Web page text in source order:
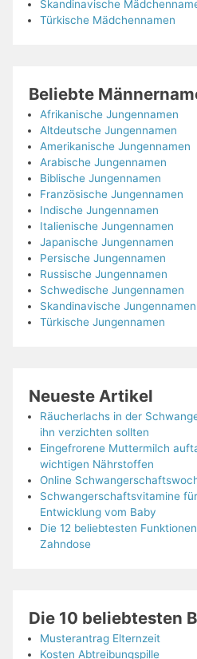
Skandinavische
Türkische Mädchennamen
Beliebte
Afrikanische Jungennamen
Altdeutsche Jungennamen
Amerikanische Jungennamen
Arabische Jungennamen
Biblische Jungennamen
Französische Jungennamen
Indische Jungennamen
Italienische Jungennamen
Japanische Jungennamen
Persische Jungennamen
Russische Jungennamen
Schwedische Jungennamen
Skandinavische Jungennamen
Türkische Jungennamen
Neueste Artikel
Räucherlachs in der
ihn verzichten sollten
Eingefrorene Muttermilch
wichtigen Nährstoffen
Online
Schwangerschaftsvitamine
Entwicklung vom Baby
Die 12 beliebtesten
Zahndose
Die 10 beliebtesten
Musterantrag Elternzeit
Kosten Abtreibungspille